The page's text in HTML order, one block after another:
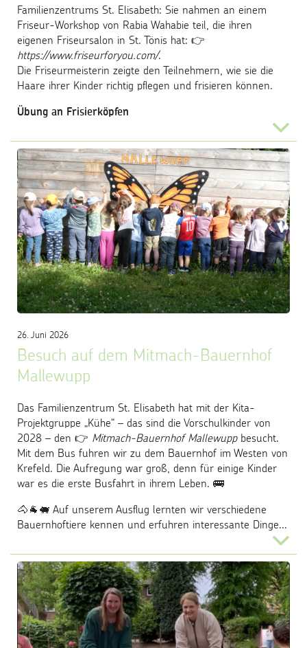
Familienzentrums St. Elisabeth: Sie nahmen an einem
Friseur-Workshop von Rabia Wahabie teil, die ihren
eigenen Friseursalon in St. Tönis hat: 👉
https://www.friseurforyou.com/.
Die Friseurmeisterin zeigte den Teilnehmern, wie sie die
Haare ihrer Kinder richtig pflegen und frisieren können.
Übung an Frisierköpfen
Besuch auf dem Mitmach-Bauernhof
Mallewupp
26. Juni 2026
Das Familienzentrum St. Elisabeth hat mit der Kita-
Projektgruppe „Kühe“ – das sind die Vorschulkinder von
2028 – den 👉 Mitmach-Bauernhof Mallewuppbesucht.
Mit dem Bus fuhren wir zu dem Bauernhof im Westen von
Krefeld. Die Aufregung war groß, denn für einige Kinder
war es die erste Busfahrt in ihrem Leben. 🚌
🐴🐐🐖 Auf unserem Ausflug lernten wir verschiedene
Bauernhoftiere kennen und erfuhren interessante Dinge...